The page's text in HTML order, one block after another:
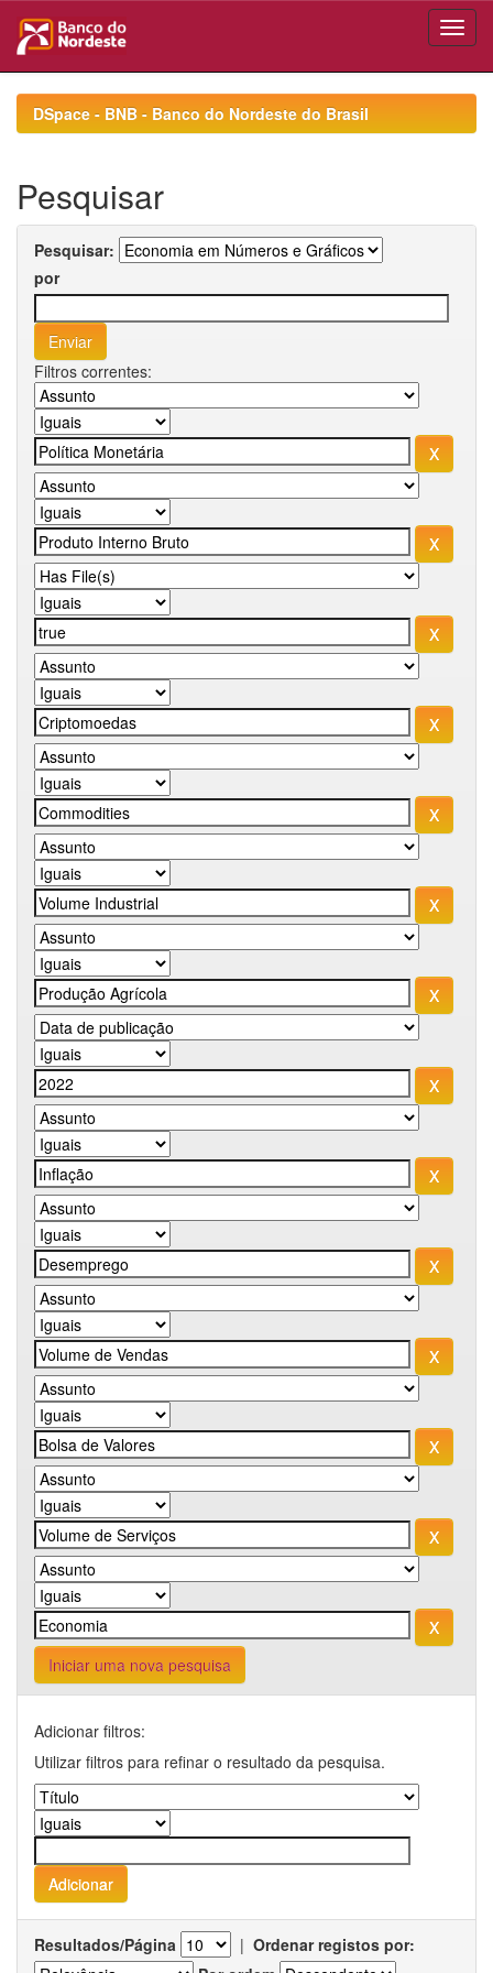
navigationDSpace - BNB - Banco do Nordeste do Brasil
Pesquisar
Pesquisar:
por
Filtros correntes:
Iniciar uma nova pesquisa
Adicionar filtros:
Utilizar filtros para refinar o resultado da pesquisa.
Resultados/Página | Ordenar registos por: